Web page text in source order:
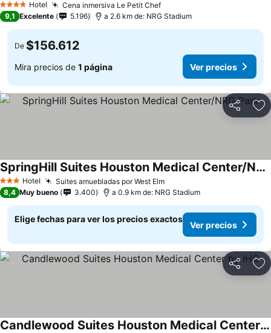
4 EstrellasHotel Cena inmersiva Le Petit ChefVer precios
9,1 Excelente 5.196 a 2.6 km de: NRG Stadium
De $156.612
Mira precios de 1 página Ver precios
Compartir
3 Estrellas
Hotel Suites amuebladas por West ElmVer precios
SpringHill Suites Houston Medical Center/NRG Park
Ver precios
8,4 Muy bueno 3.400 a 0.9 km de: NRG Stadium
Elige fechas para ver los precios exactos
Ver precios
Compartir
Candlewood Suites Houston Medical Center by IHG